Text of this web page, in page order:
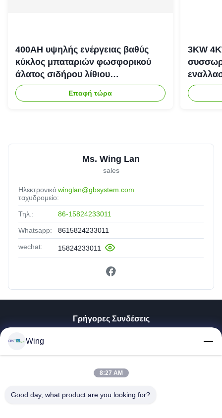
400AH υψηλής ενέργειας βαθύς
κύκλος μπαταριών φωσφορικού
άλατος σιδήρου λίθιου
επανακαταλογηστέος
Επαφή τώρα
3KW
Ms. Wing Lan
sales
Ηλεκτρονικό
ταχυδρομείο:
winglan@gbsystem.com
Τηλ.: 86-15824233011
Whatsapp: 8615824233011
wechat: 15824233011
Γρήγορες Συνδέσεις
Εμφάνιση VR
Επισκέψεις Στο Εργοστάσιο
Wing
8:27 AM
Good day, what product are you looking for?